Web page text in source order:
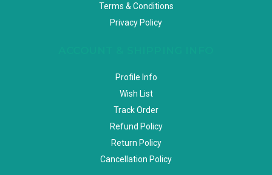
Terms & Conditions
Privacy Policy
Profile Info
Wish List
Track Order
Refund Policy
Return Policy
Cancellation Policy